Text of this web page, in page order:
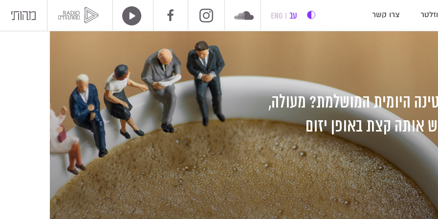
צרו קשר עב ENG
היומית המושלמת? מעולה,
אותה קצת באופן יזום